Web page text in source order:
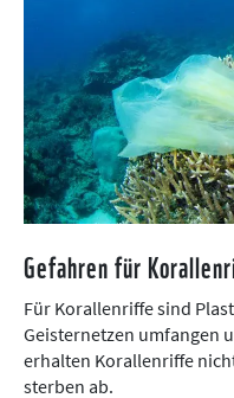
Gefahren für
Für Korallenriffe sind
Geisternetzen umfangen
erhalten Korallenriffe
sterben ab.